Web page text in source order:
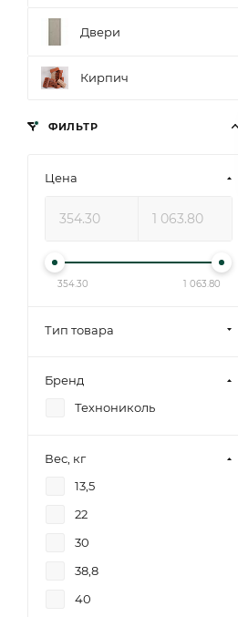
Двери
Кирпич
ФИЛЬТР
Цена
354.30 1 063.80
Тип товара
Бренд
Технониколь
Вес, кг
13,5
22
30
38,8
40